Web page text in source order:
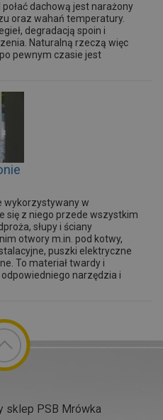
dachową jest narażony
oraz wahań temperatury.
degradacją spoin i
Naturalną rzeczą więc
pewnym czasie jest
wykorzystywany w
się z niego przede wszystkim
słupy i ściany
otwory m.in. pod kotwy,
puszki elektryczne
To materiał twardy i
narzędzia i
sklep PSB Mrówka